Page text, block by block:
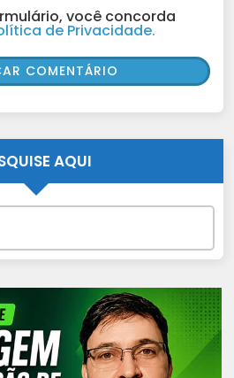
você concorda
de Privacidade.
AQUI